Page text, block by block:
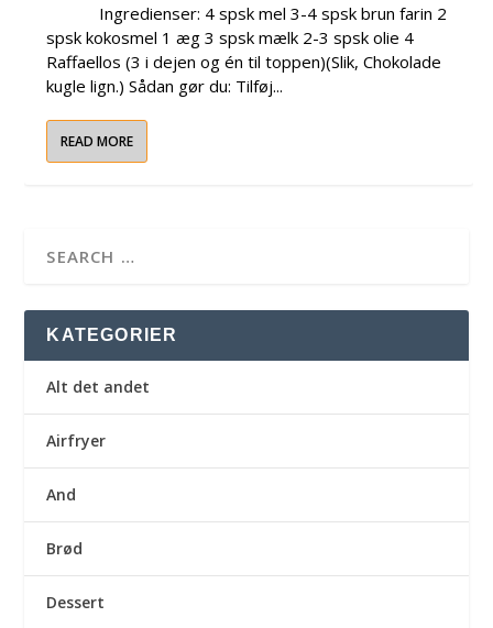
Ingredienser: 4 spsk mel 3-4 spsk brun farin 2
spsk kokosmel 1 æg 3 spsk mælk 2-3 spsk olie 4
Raffaellos (3 i dejen og én til toppen)(Slik, Chokolade
kugle lign.) Sådan gør du: Tilføj...
READ MORE
KATEGORIER
Alt det andet
Airfryer
And
Brød
Dessert